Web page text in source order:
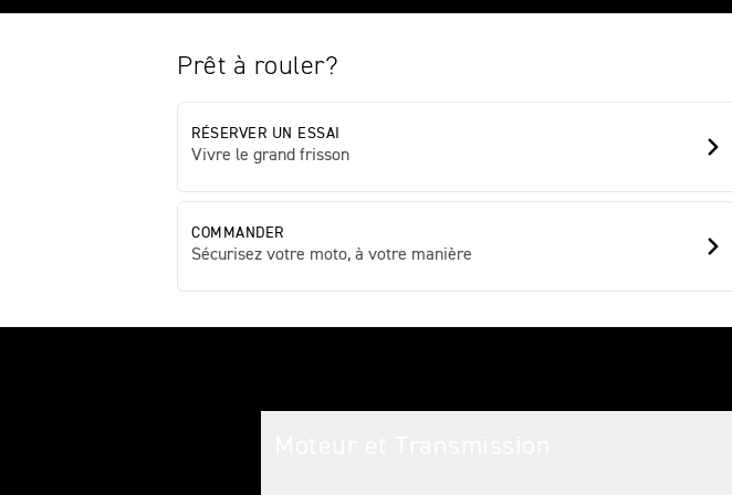
Prêt à rouler?
RÉSERVER UN ESSAI
Vivre le grand frisson
COMMANDER
Sécurisez votre moto, à votre manière